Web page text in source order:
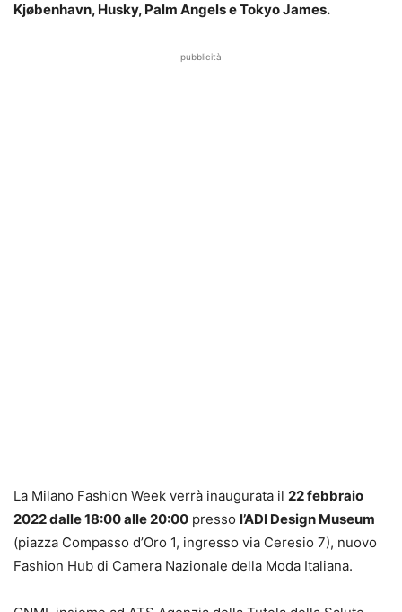
Kjøbenhavn, Husky, Palm Angels e Tokyo James.
pubblicità
La Milano Fashion Week verrà inaugurata il 22 febbraio
2022 dalle 18:00 alle 20:00 presso l’ADI Design Museum
(piazza Compasso d’Oro 1, ingresso via Ceresio 7), nuovo
Fashion Hub di Camera Nazionale della Moda Italiana.